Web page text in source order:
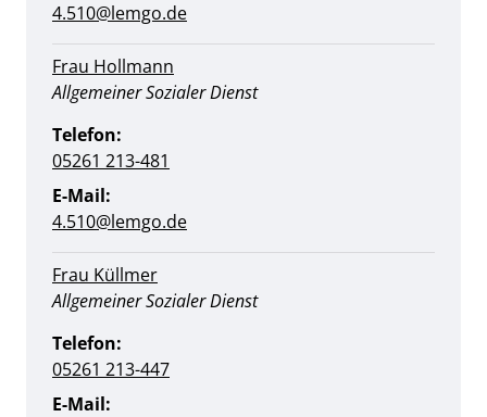
4.510@lemgo.de
Frau Hollmann
Position:
Allgemeiner Sozialer Dienst
Telefon:
05261 213-481
E-Mail:
4.510@lemgo.de
Frau Küllmer
Position:
Allgemeiner Sozialer Dienst
Telefon:
05261 213-447
E-Mail: